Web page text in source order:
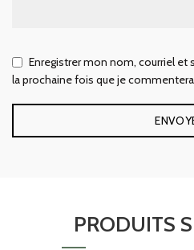
Enregistrer mon nom, courriel et
la prochaine fois que je
PRODUITS